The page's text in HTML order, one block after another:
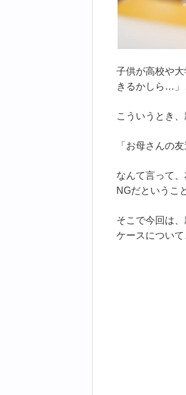
子供が高校や
きるかしら…」
こういうとき、
「お母さんの
なんて言って
NGだというこ
そこで今回は
ケースについて